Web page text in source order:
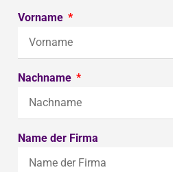
Vorname
Nachname
Name der Firma